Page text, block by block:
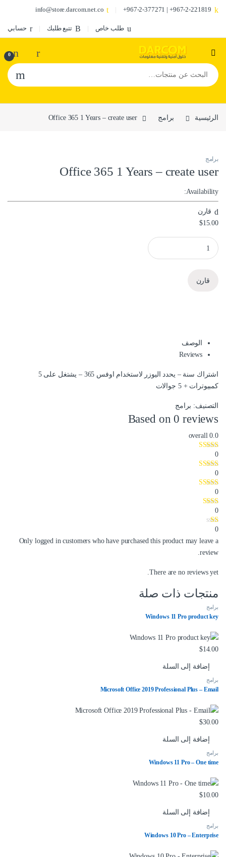
967-2-221819+ | 967-2-377271+
info@store.darcom.net.co
طلب خاص تتبع طلبك حسابي
0
البحث عن:
الرئيسية برامج Office 365 1 Years – create user
برامج
Office 365 1 Years – create user
Availability:
قارن
$15.00
Office 365 1 Years - create user quantity
قارن
الوصف
Reviews
اشتراك سنة – يحدد اليوزر لاستخدام اوفس 365 – يشتغل على 5
كمبيوترات + 5 جوالات
التصنيف: برامج
Based on 0 reviews
0.0
overall
0
0
0
0
0
Only logged in customers who have purchased this product may leave a
review.
There are no reviews yet.
منتجات ذات صلة
برامج
Windows 11 Pro product key
$14.00
إضافة إلى السلة
برامج
Microsoft Office 2019 Professional Plus – Email
$30.00
إضافة إلى السلة
برامج
Windows 11 Pro – One time
$10.00
إضافة إلى السلة
برامج
Windows 10 Pro – Enterprise